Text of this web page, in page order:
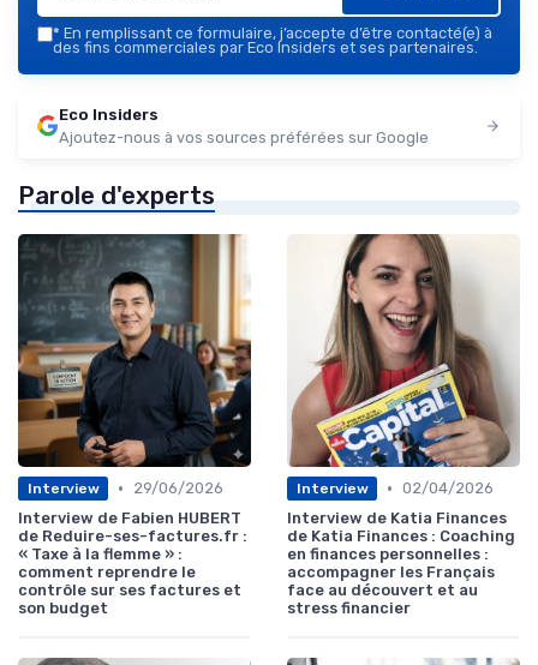
* En remplissant ce formulaire, j’accepte d’être contacté(e) à
des fins commerciales par Eco Insiders et ses partenaires.
Eco Insiders
Ajoutez-nous à vos sources préférées sur Google
Parole d'experts
Interview •
29/06/2026
Interview de Fabien HUBERT
de Reduire-ses-factures.fr :
« Taxe à la flemme » :
comment reprendre le
contrôle sur ses factures et
son budget
Interview • 02/04/2026
Interview de Katia Finances
de Katia Finances : Coaching
en finances personnelles :
accompagner les Français
face au découvert et au
stress financier